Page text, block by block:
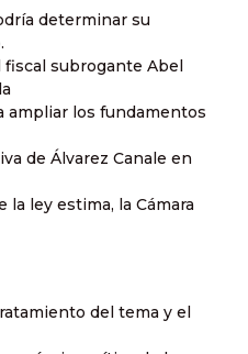
determinar su
fiscal subrogante Abel
ampliar los fundamentos
de Álvarez Canale en
ley estima, la Cámara
del tema y el